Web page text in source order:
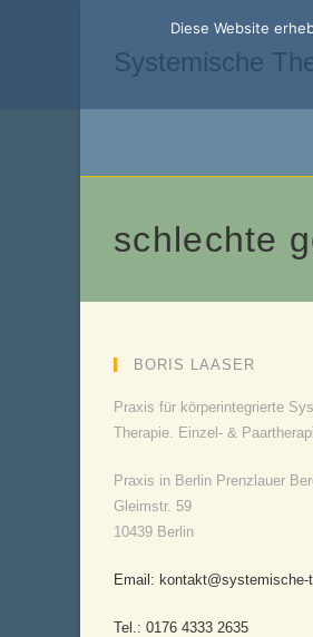
Systemische
schlechte
BORIS LAASER
Praxis für körperintegrierte
Therapie. Einzel- &
Praxis in Berlin Prenzlauer
Gleimstr. 59
10439 Berlin
Email: kontakt@systemische-
Tel.: 0176 4333 2635
Diese Website